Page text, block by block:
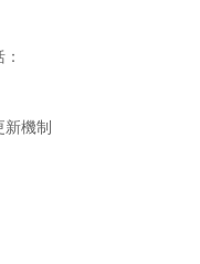
新機制